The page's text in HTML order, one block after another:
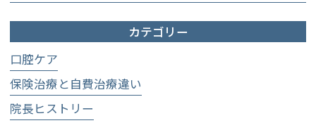
カテゴリー
口腔ケア
保険治療と自費治療違い
院長ヒストリー